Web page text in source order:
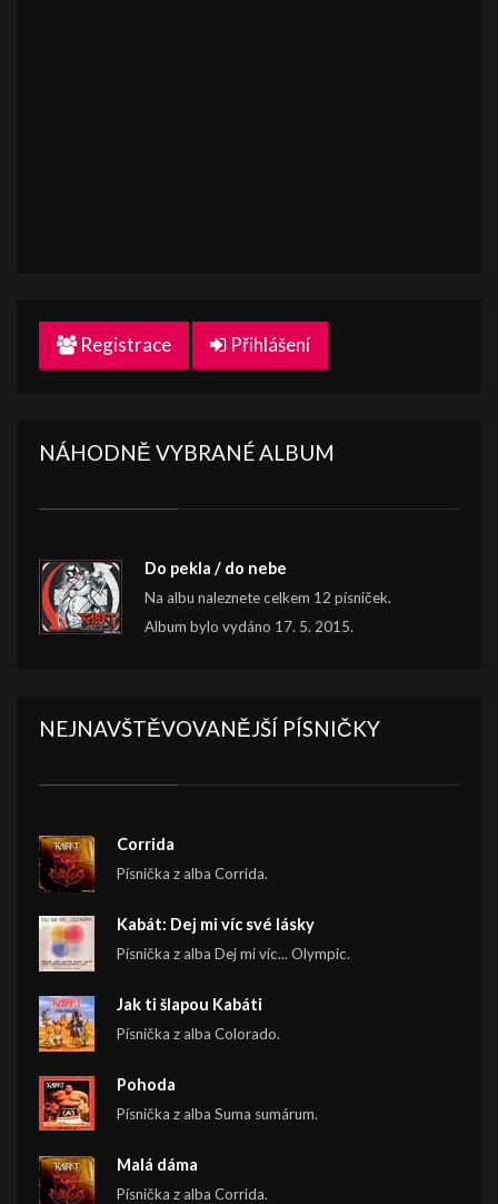
Registrace Přihlášení
NÁHODNĚ VYBRANÉ ALBUM
Do pekla / do nebe
Na albu naleznete celkem 12 písniček.
Album bylo vydáno 17. 5. 2015.
NEJNAVŠTĚVOVANĚJŠÍ PÍSNIČKY
Corrida
Písnička z alba Corrida.
Kabát: Dej mi víc své lásky
Písnička z alba Dej mi víc... Olympic.
Jak ti šlapou Kabáti
Písnička z alba Colorado.
Pohoda
Písnička z alba Suma sumárum.
Malá dáma
Písnička z alba Corrida.